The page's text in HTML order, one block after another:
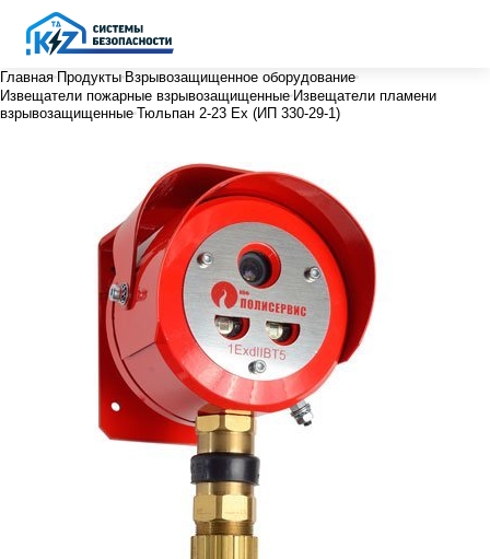
Главная Продукты Взрывозащищенное оборудование
Извещатели пожарные взрывозащищенные Извещатели пламени
взрывозащищенные Тюльпан 2-23 Ex (ИП 330-29-1)